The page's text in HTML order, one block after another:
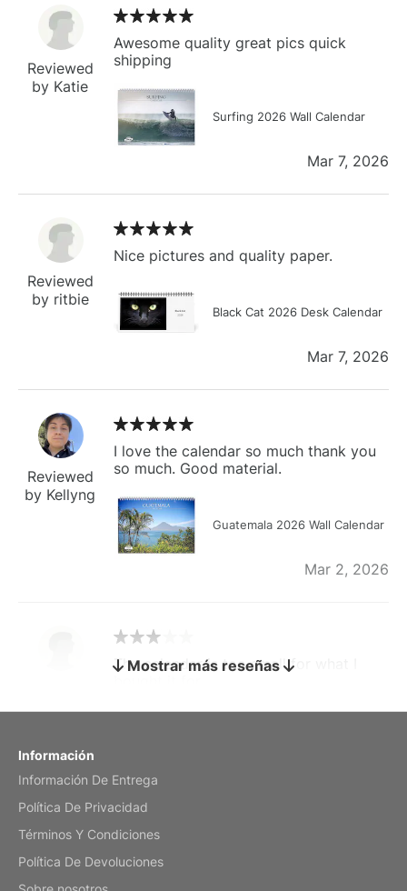
Reviewed
by Katie
Awesome quality great pics quick
shipping
Surfing 2026 Wall Calendar
Mar 7, 2026
Reviewed
by ritbie
Nice pictures and quality paper.
Black Cat 2026 Desk Calendar
Mar 7, 2026
Reviewed
by Kellyng
I love the calendar so much thank you
so much. Good material.
Guatemala 2026 Wall Calendar
Mar 2, 2026
by charles
The calendar is too small for what I
Mostrar más reseñas
Información
Información De Entrega
Política De Privacidad
Términos Y Condiciones
Política De Devoluciones